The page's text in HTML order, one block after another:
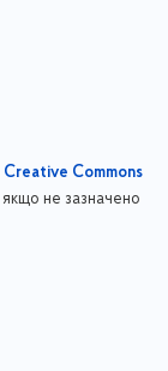
Creative Commons
якщо не зазначено